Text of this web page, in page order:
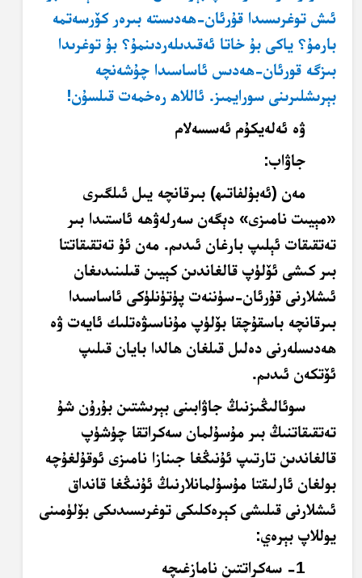
ئىش توغرىسىدا قۇرئان-ھەدىستە بىرەر كۆرسەتمە
بارمۇ؟ ياكى بۇ خاتا ئەقىدىلەردىنمۇ؟ بۇ توغرىدا
بىزگە قورئان-ھەدىس ئاساسىدا چۇشەنچە
بېرىشلىرىنى سورايمىز. ئاللاھ رەخمەت قىلسۇن!
ۋە ئەلەيكۇم ئەسسەلام
جاۋاب:
مەن (ئەبۇلفاتىھ) بىرقانچە يىل ئىلگىرى
«مېيىت نامىزى» دېگەن سەرلەۋھە ئاستىدا بىر
تەتقىقات ئېلىپ بارغان ئىدىم. مەن ئۇ تەتقىقاتتا
بىر كىشى ئۆلۈپ قالغاندىن كېيىن قىلىنىدىغان
ئىشلارنى قۇرئان-سۈننەت پۈتۈنلۈكى ئاساسىدا
بىرقانچە باسقۇچقا بۆلۈپ مۇناسىۋەتلىك ئايەت ۋە
ھەدىسلەرنى دەلىل قىلغان ھالدا بايان قىلىپ
ئۆتكەن ئىدىم.
سوئالىڭىزنىڭ جاۋابىنى بېرىشتىن بۇرۇن شۇ
تەتقىقاتنىڭ بىر مۇسۇلمان سەكراتقا چۈشۈپ
قالغاندىن تارتىپ ئۇنىڭغا جىنازا نامىزى ئوقۇلغۇچە
بولغان ئارلىقتا مۇسۇلمانلارنىڭ ئۇنىڭغا قانداق
ئىشلارنى قىلىشى كېرەكلىكى توغرىسىدىكى بۆلۈمىنى
يوللاپ بېرەي:
1- سەكراتتىن نامازغىچە